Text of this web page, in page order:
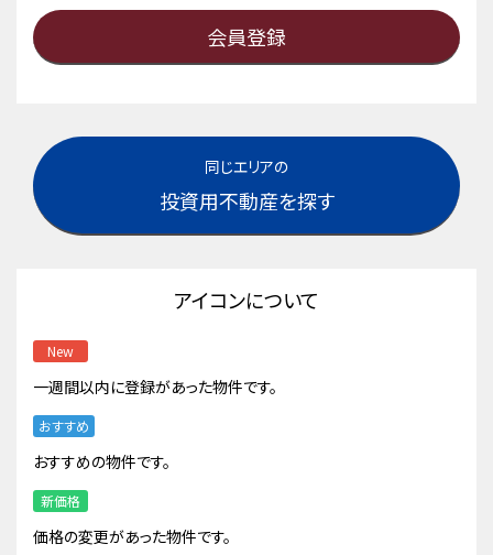
会員登録
同じエリアの
投資用不動産を探す
アイコンについて
New
一週間以内に登録があった物件です。
おすすめ
おすすめの物件です。
新価格
価格の変更があった物件です。